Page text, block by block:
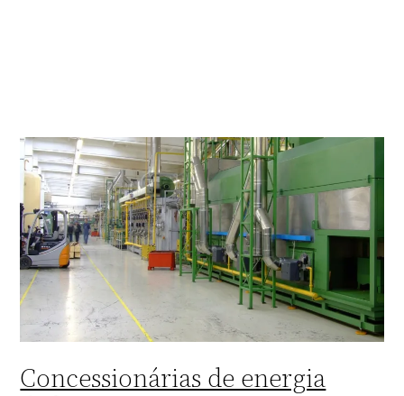
Concessionárias de energia